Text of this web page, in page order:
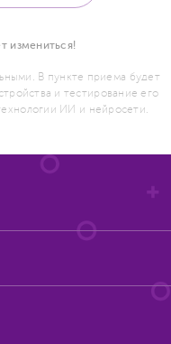
измениться!
В пункте приема будет
и тестирование его
ИИ и нейросети.